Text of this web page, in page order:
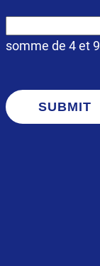
somme de 4 et
SUBMIT